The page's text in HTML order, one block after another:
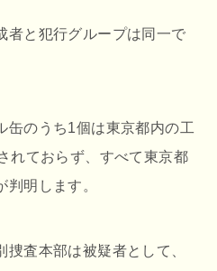
者と犯行グループは同一で
缶のうち1個は東京都内の工
れておらず、すべて東京都
明します。
査本部は被疑者として、